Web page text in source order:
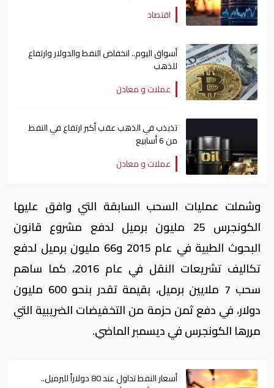
اقتصاد
أسواق اليوم.. انخفاض النفط والدولار وارتفاع
للذهب
عملات و معادن
تذبذب في الذهب عقب أكبر ارتفاع في النفط
من 6 أسابيع
عملات و معادن
وشملت عمليات السحب السابقة التي وافق عليها
الكونجرس 25 مليون برميل لدفع مشروع قانون
البحوث الطبية في عام 2015 و66 مليون برميل لدفع
تكاليف تشريعات النقل في عام 2016، كما ساهم
سحب 7 ملايين برميل، بقيمة تقدر بنحو 600 مليون
دولار، في دفع ثمن حزمة من التخفيضات الضريبية التي
مررها الكونجرس في ديسمبر الماضي.
أسعار النفط تداول عند 80 دولاراً للبرميل..